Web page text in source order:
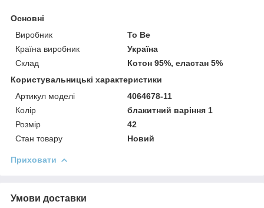
Основні
Виробник
To Be
Країна виробник
Україна
Склад
Котон 95%, еластан 5%
Користувальницькі характеристики
Артикул моделі
4064678-11
Колір
блакитний варіння 1
Розмір
42
Стан товару
Новий
Приховати
Умови доставки